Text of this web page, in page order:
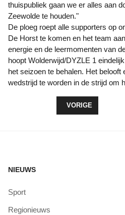
thuispubliek gaan we er alles aan
Zeewolde te houden."
De ploeg roept alle supporters op
De Horst te komen en het team
energie en de leermomenten van
hoopt Wolderwijd/DYZLE 1
het seizoen te behalen. Het belooft
wedstrijd te worden in de strijd om
VORIG ARTIKEL:
VORIGE
NIEUWS
Sport
Regionieuws